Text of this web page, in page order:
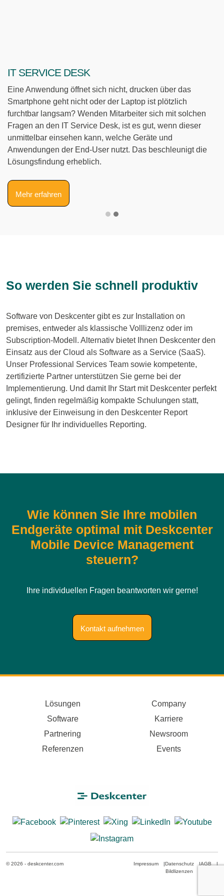
IT Service Desk
Eine Anwendung öffnet sich nicht, drucken über das
Smartphone geht nicht oder der Laptop ist plötzlich
furchtbar langsam? Wenden Mitarbeiter sich mit solchen
Fragen an den IT Service Desk, ist es gut, wenn dieser
unmittelbar einsehen kann, welche Geräte und
Anwendungen der End-User nutzt. Das beschleunigt die
Lösungsfindung erheblich.
Mehr erfahren
So werden Sie schnell produktiv
Software von Deskcenter gibt es zur Installation on
premises, entweder als klassische Volllizenz oder im
Subscription-Modell. Alternativ bietet Ihnen Deskcenter den
Einsatz aus der Cloud als Software as a Service (SaaS).
Unser Professional Services Team sowie kompetente,
zertifizierte Partner unterstützen Sie gerne bei der
Implementierung. Und damit Ihr Start mit Deskcenter perfekt
gelingt, finden regelmäßig kompakte Schulungen statt,
inklusive der Einweisung in den Deskcenter Report
Designer für Ihr individuelles Reporting.
Wie können Sie Ihre mobilen
Endgeräte optimal mit Deskcenter
Mobile Device Management
steuern?
Ihre individuellen Fragen beantworten wir gerne!
Kontakt aufnehmen
Lösungen
Software
Partnering
Referenzen
Company
Karriere
Newsroom
Events
© 2026 - deskcenter.com Impressum |Datenschutz |AGB
|
Bildlizenzen